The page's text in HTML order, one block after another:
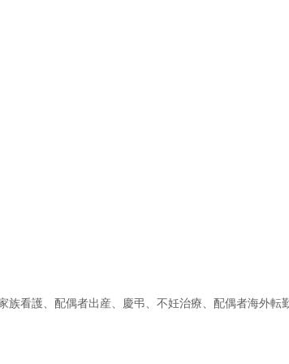
看護、配偶者出産、慶弔、不妊治療、配偶者海外転